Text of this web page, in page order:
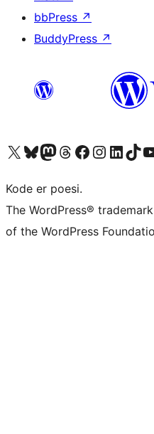
bbPress ↗
BuddyPress ↗
Besøg vores X (tidligere Twitter) konto
Besøg vores Bluesky-konto
Besøg vores Mastodon konto
Besøg vores Threads-konto
Besøg vores Facebook sideBesøg vores Instagram konto
Besøg vores LinkedIn konto
Besøg voresBesøg
Kode er poesi.
The WordPress®
of the WordPress